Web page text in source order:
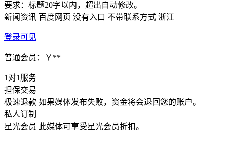
要求：标题20字以内，超出自动修改。
新闻资讯 百度网页 没有入口 不带联系方式 浙江
登录可见
普通会员：￥**
1对1服务
担保交易
极速退款 如果媒体发布失败，资金将会退回您的账户。
私人订制
星光会员 此媒体可享受星光会员折扣。